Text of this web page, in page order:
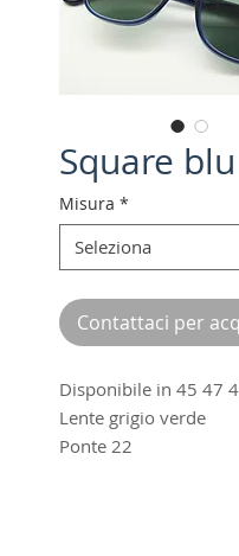
Square
Misura *
Contattaci per
Disponibile in 45 47
Lente grigio verde
Ponte 22